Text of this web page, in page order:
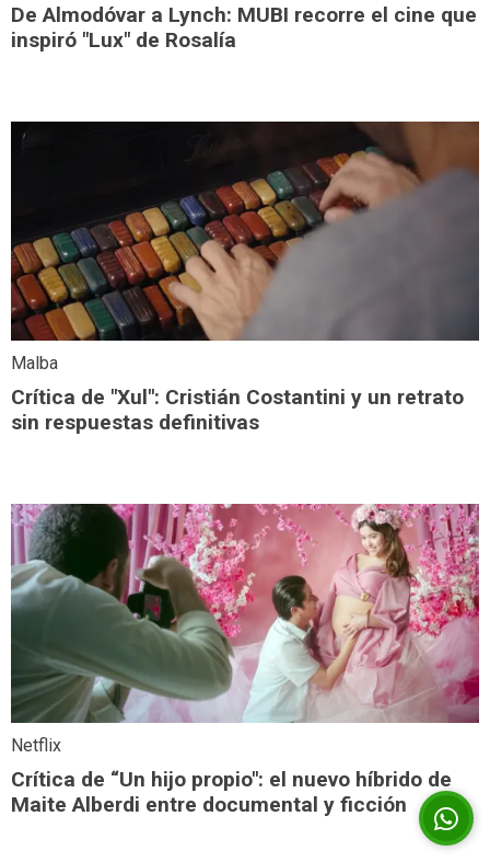
De Almodóvar a Lynch: MUBI recorre el cine que
inspiró "Lux" de Rosalía
Malba
Crítica de "Xul": Cristián Costantini y un retrato
sin respuestas definitivas
Netflix
Crítica de “Un hijo propio": el nuevo híbrido de
Maite Alberdi entre documental y ficción